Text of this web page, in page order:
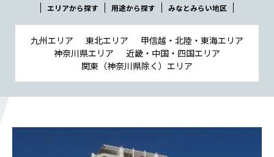
会社概要
役員一覧
エリアから探す 用途から探す みなとみらい地区
九州エリア 東北エリア
甲信越・北陸・東海エリア
神奈川県エリア
近畿・中国・四国エリア
関東（神奈川県除く）エリア